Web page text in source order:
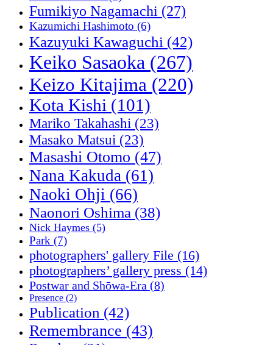
Fumikiyo Nagamachi (27)
Kazumichi Hashimoto (6)
Kazuyuki Kawaguchi (42)
Keiko Sasaoka (267)
Keizo Kitajima (220)
Kota Kishi (101)
Mariko Takahashi (23)
Masako Matsui (23)
Masashi Otomo (47)
Nana Kakuda (61)
Naoki Ohji (66)
Naonori Oshima (38)
Nick Haymes (5)
Park (7)
photographers' gallery File (16)
photographers’ gallery press (14)
Postwar and Shōwa-Era (8)
Presence (2)
Publication (42)
Remembrance (43)